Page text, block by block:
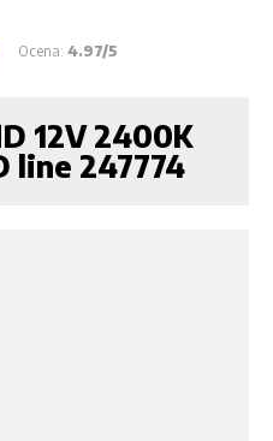
Ocena: 4.97/5
12V 2400K
line 247774